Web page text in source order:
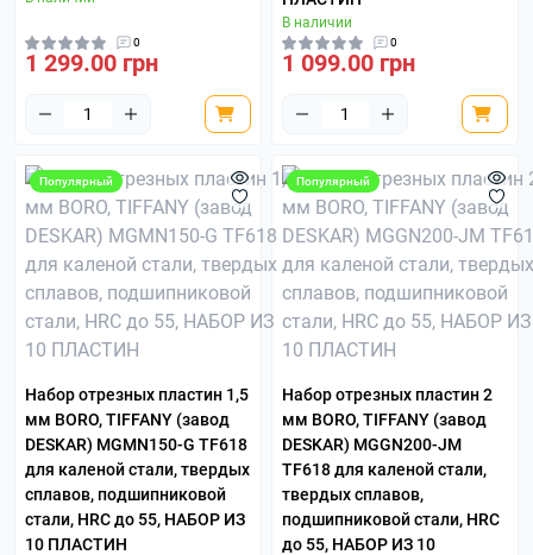
0
1 299.00 грн
В наличии
0
1 099.00 грн
Популярный
Набор отрезных пластин 1,5
мм BORO, TIFFANY (завод
DESKAR) MGMN150-G TF618
для каленой стали, твердых
сплавов, подшипниковой
стали, HRC до 55, НАБОР ИЗ
10 ПЛАСТИН
Популярный
Набор отрезных пластин 2
мм BORO, TIFFANY (завод
DESKAR) MGGN200-JM
TF618 для каленой стали,
твердых сплавов,
подшипниковой стали, HRC
до 55, НАБОР ИЗ 10